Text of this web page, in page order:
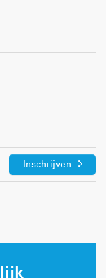
Inschrijven